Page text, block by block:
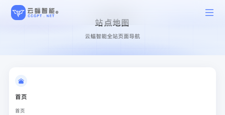
站点地图
云蝠智能全站页面导航
首页
首页